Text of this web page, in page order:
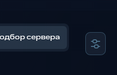
сервера